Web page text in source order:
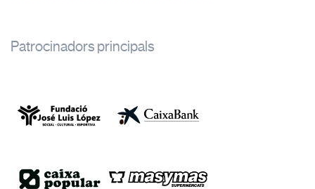
Patrocinadors principals